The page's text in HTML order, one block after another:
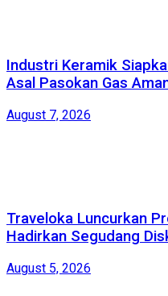
Industri Keramik
Asal Pasokan Gas
August 7, 2026
Traveloka Luncurkan
Hadirkan Segudang
August 5, 2026